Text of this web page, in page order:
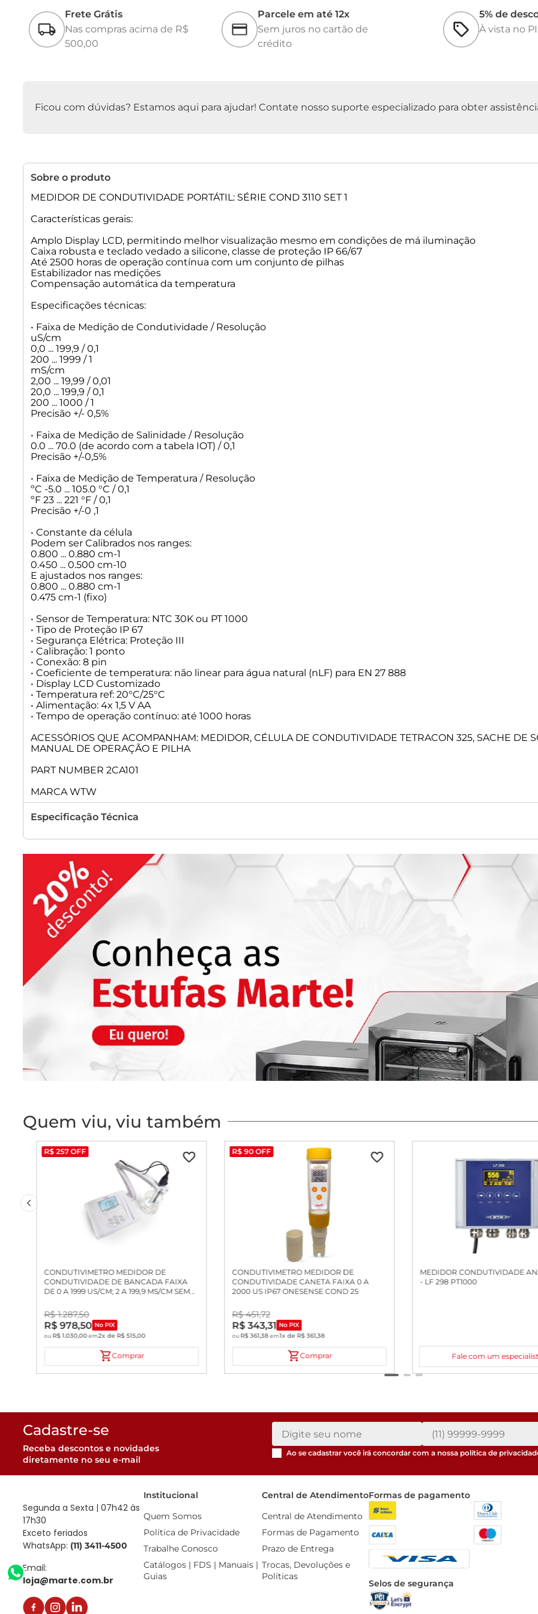
• Constante da
Podem ser
0.800 ... 0.880 cm-1
0.450 ... 0.500 cm-
• Sensor de
• Tipo de Proteção
ACESSÓRIOS
TETRACON 325,
Frete Grátis
Nas compras acima de R$
500,00
Parcele em até 12x
Sem juros no cartão de
crédito
5% de
À vista no
Ficou com dúvidas? Estamos aqui para ajudar! Contate nosso suporte especializado para obter
Sobre o produto
MEDIDOR DE CONDUTIVIDADE PORTÁTIL: SÉRIE COND 3110 SET 1
Características gerais:
Amplo Display LCD, permitindo melhor visualização mesmo em condições de má iluminação
Caixa robusta e teclado vedado a silicone, classe de proteção IP 66/67
Até 2500 horas de operação contínua com um conjunto de pilhas
Estabilizador nas medições
Compensação automática da temperatura
Especificações técnicas:
• Faixa de Medição de Condutividade / Resolução
uS/cm
0,0 ... 199,9 / 0,1
200 ... 1999 / 1
mS/cm
2,00 ... 19,99 / 0,01
20,0 ... 199,9 / 0,1
200 ... 1000 / 1
Precisão +/- 0,5%
• Faixa de Medição de Salinidade / Resolução
0.0 ... 70.0 (de acordo com a tabela IOT) / 0,1
Precisão +/-0,5%
• Faixa de Medição de Temperatura / Resolução
ºC -5.0 ... 105.0 °C / 0,1
ºF 23 ... 221 °F / 0,1
Precisão +/-0 ,1
• Constante da célula
Podem ser Calibrados nos ranges:
0.800 ... 0.880 cm-1
0.450 ... 0.500 cm-10
E ajustados nos ranges:
0.800 ... 0.880 cm-1
0.475 cm-1 (fixo)
• Sensor de Temperatura: NTC 30K ou PT 1000
• Tipo de Proteção IP 67
• Segurança Elétrica: Proteção III
• Calibração: 1 ponto
• Conexão: 8 pin
• Coeficiente de temperatura: não linear para água natural (nLF) para EN 27 888
• Display LCD Customizado
• Temperatura ref: 20°C/25°C
• Alimentação: 4x 1,5 V AA
• Tempo de operação contínuo: até 1000 horas
ACESSÓRIOS QUE ACOMPANHAM: MEDIDOR, CÉLULA DE CONDUTIVIDADE TETRACON 325, SACHE DE
MANUAL DE OPERAÇÃO E PILHA
PART NUMBER 2CA101
MARCA WTW
Especificação Técnica
Quem viu, viu também
R$ 257OFF
CONDUTIVIMETRO MEDIDOR DE
CONDUTIVIDADE DE BANCADA FAIXA
DE 0 A 1999 US/CM; 2 A 199,9 MS/CM SEM
R$ 1.287,50
R$ 978,50 No PIX
ou R$ 1.030,00em2x de R$ 515,00
Comprar
R$ 90OFF
CONDUTIVIMETRO MEDIDOR DE
CONDUTIVIDADE CANETA FAIXA 0 A
2000 US IP67 ONESENSE COND 25
R$ 451,72
R$ 343,31 No PIX
ou R$ 361,38em1x de R$ 361,38
Comprar
MEDIDOR CONDUTIVIDADE
- LF 298 PT1000
Fale com um
Cadastre-se
Receba descontos e novidades
diretamente no seu e-mail
Ao se cadastrar você irá concordar com a nossa política de
Segunda a Sexta | 07h42 às
17h30
Exceto feriados
WhatsApp: (11) 3411-4500
Email:
loja@marte.com.br
Institucional
Quem Somos
Política de Privacidade
Trabalhe Conosco
Catálogos | FDS | Manuais |
Guias
Central de Atendimento
Central de Atendimento
Formas de Pagamento
Prazo de Entrega
Trocas, Devoluções e
Políticas
Formas de pagamento
Selos de segurança